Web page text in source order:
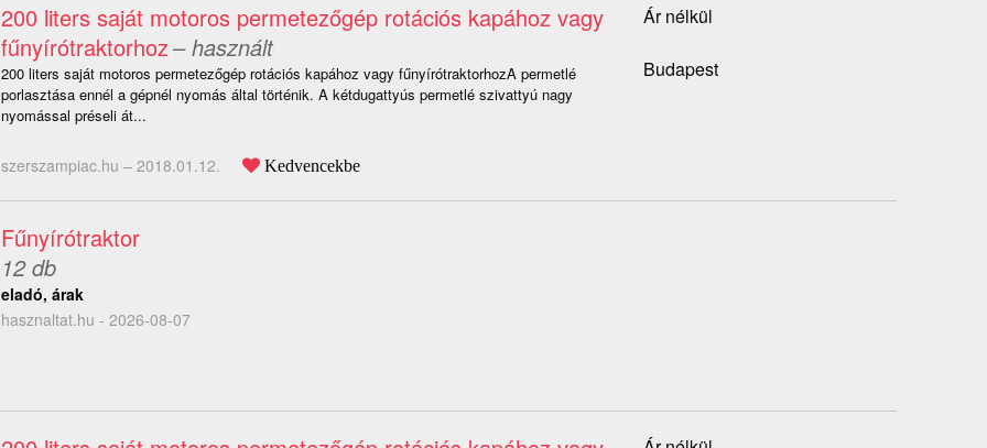
200 liters saját motoros permetezőgép rotációs kapához vagy
fűnyírótraktorhoz– használt
200 liters saját motoros permetezőgép rotációs kapához vagy fűnyírótraktorhozA permetlé
porlasztása ennél a gépnél nyomás által történik. A kétdugattyús permetlé szivattyú nagy
nyomással préseli át...
szerszampiac.hu – 2018.01.12. Kedvencekbe
Ár nélkül
Budapest
Fűnyírótraktor
12 db
eladó, árak
hasznaltat.hu - 2026-08-07